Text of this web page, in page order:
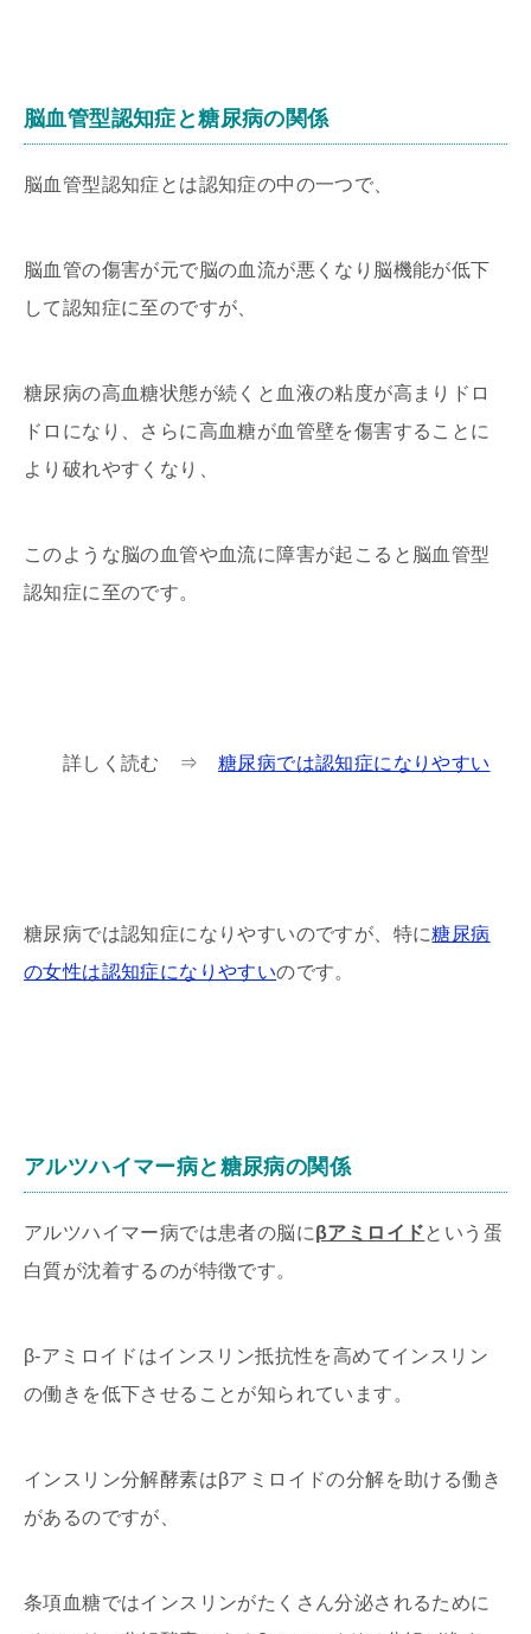
脳血管型認知症と糖尿病の関係
脳血管型認知症とは認知症の中の一つで、
脳血管の傷害が元で脳の血流が悪くなり脳機能が低下
して認知症に至のですが、
糖尿病の高血糖状態が続くと血液の粘度が高まりドロ
ドロになり、さらに高血糖が血管壁を傷害することに
より破れやすくなり、
このような脳の血管や血流に障害が起こると脳血管型
認知症に至のです。
詳しく読む ⇒ 糖尿病では認知症になりやすい
糖尿病では認知症になりやすいのですが、特に糖尿病
の女性は認知症になりやすいのです。
アルツハイマー病と糖尿病の関係
アルツハイマー病では患者の脳にβアミロイドという蛋
白質が沈着するのが特徴です。
β-アミロイドはインスリン抵抗性を高めてインスリン
の働きを低下させることが知られています。
インスリン分解酵素はβアミロイドの分解を助ける働き
があるのですが、
条項血糖ではインスリンがたくさん分泌されるために